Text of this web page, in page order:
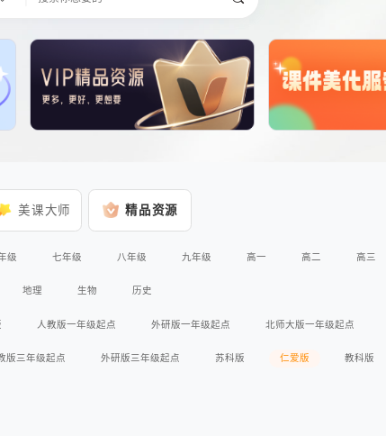
美课大师 精品资源
级 七年级 八年级 九年级 高一 高二 高三
地理 生物 历史
人教版一年级起点 外研版一年级起点 北师大版一年级起点
版三年级起点 外研版三年级起点 苏科版 仁爱版 教科版